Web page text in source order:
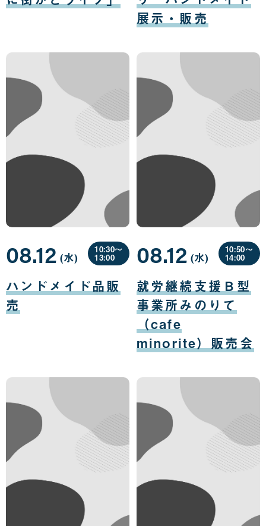
展示・販売
ハンドメイド品販
売
08.12
月
12
日
(水曜
日
)
10:30〜
13:00
就労継続支援Ｂ型
事業所みのりて
（cafe
minorite）販売会
08.12
月
12
日
(水曜
日
)
10:50〜
14:00